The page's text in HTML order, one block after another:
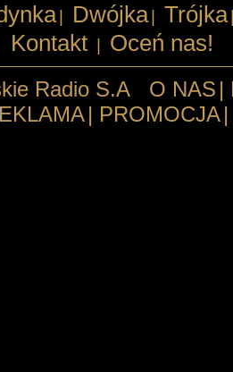
Dwójka Trójka
Kontakt Oceń nas!
Radio S.A O NAS |
| PROMOCJA |